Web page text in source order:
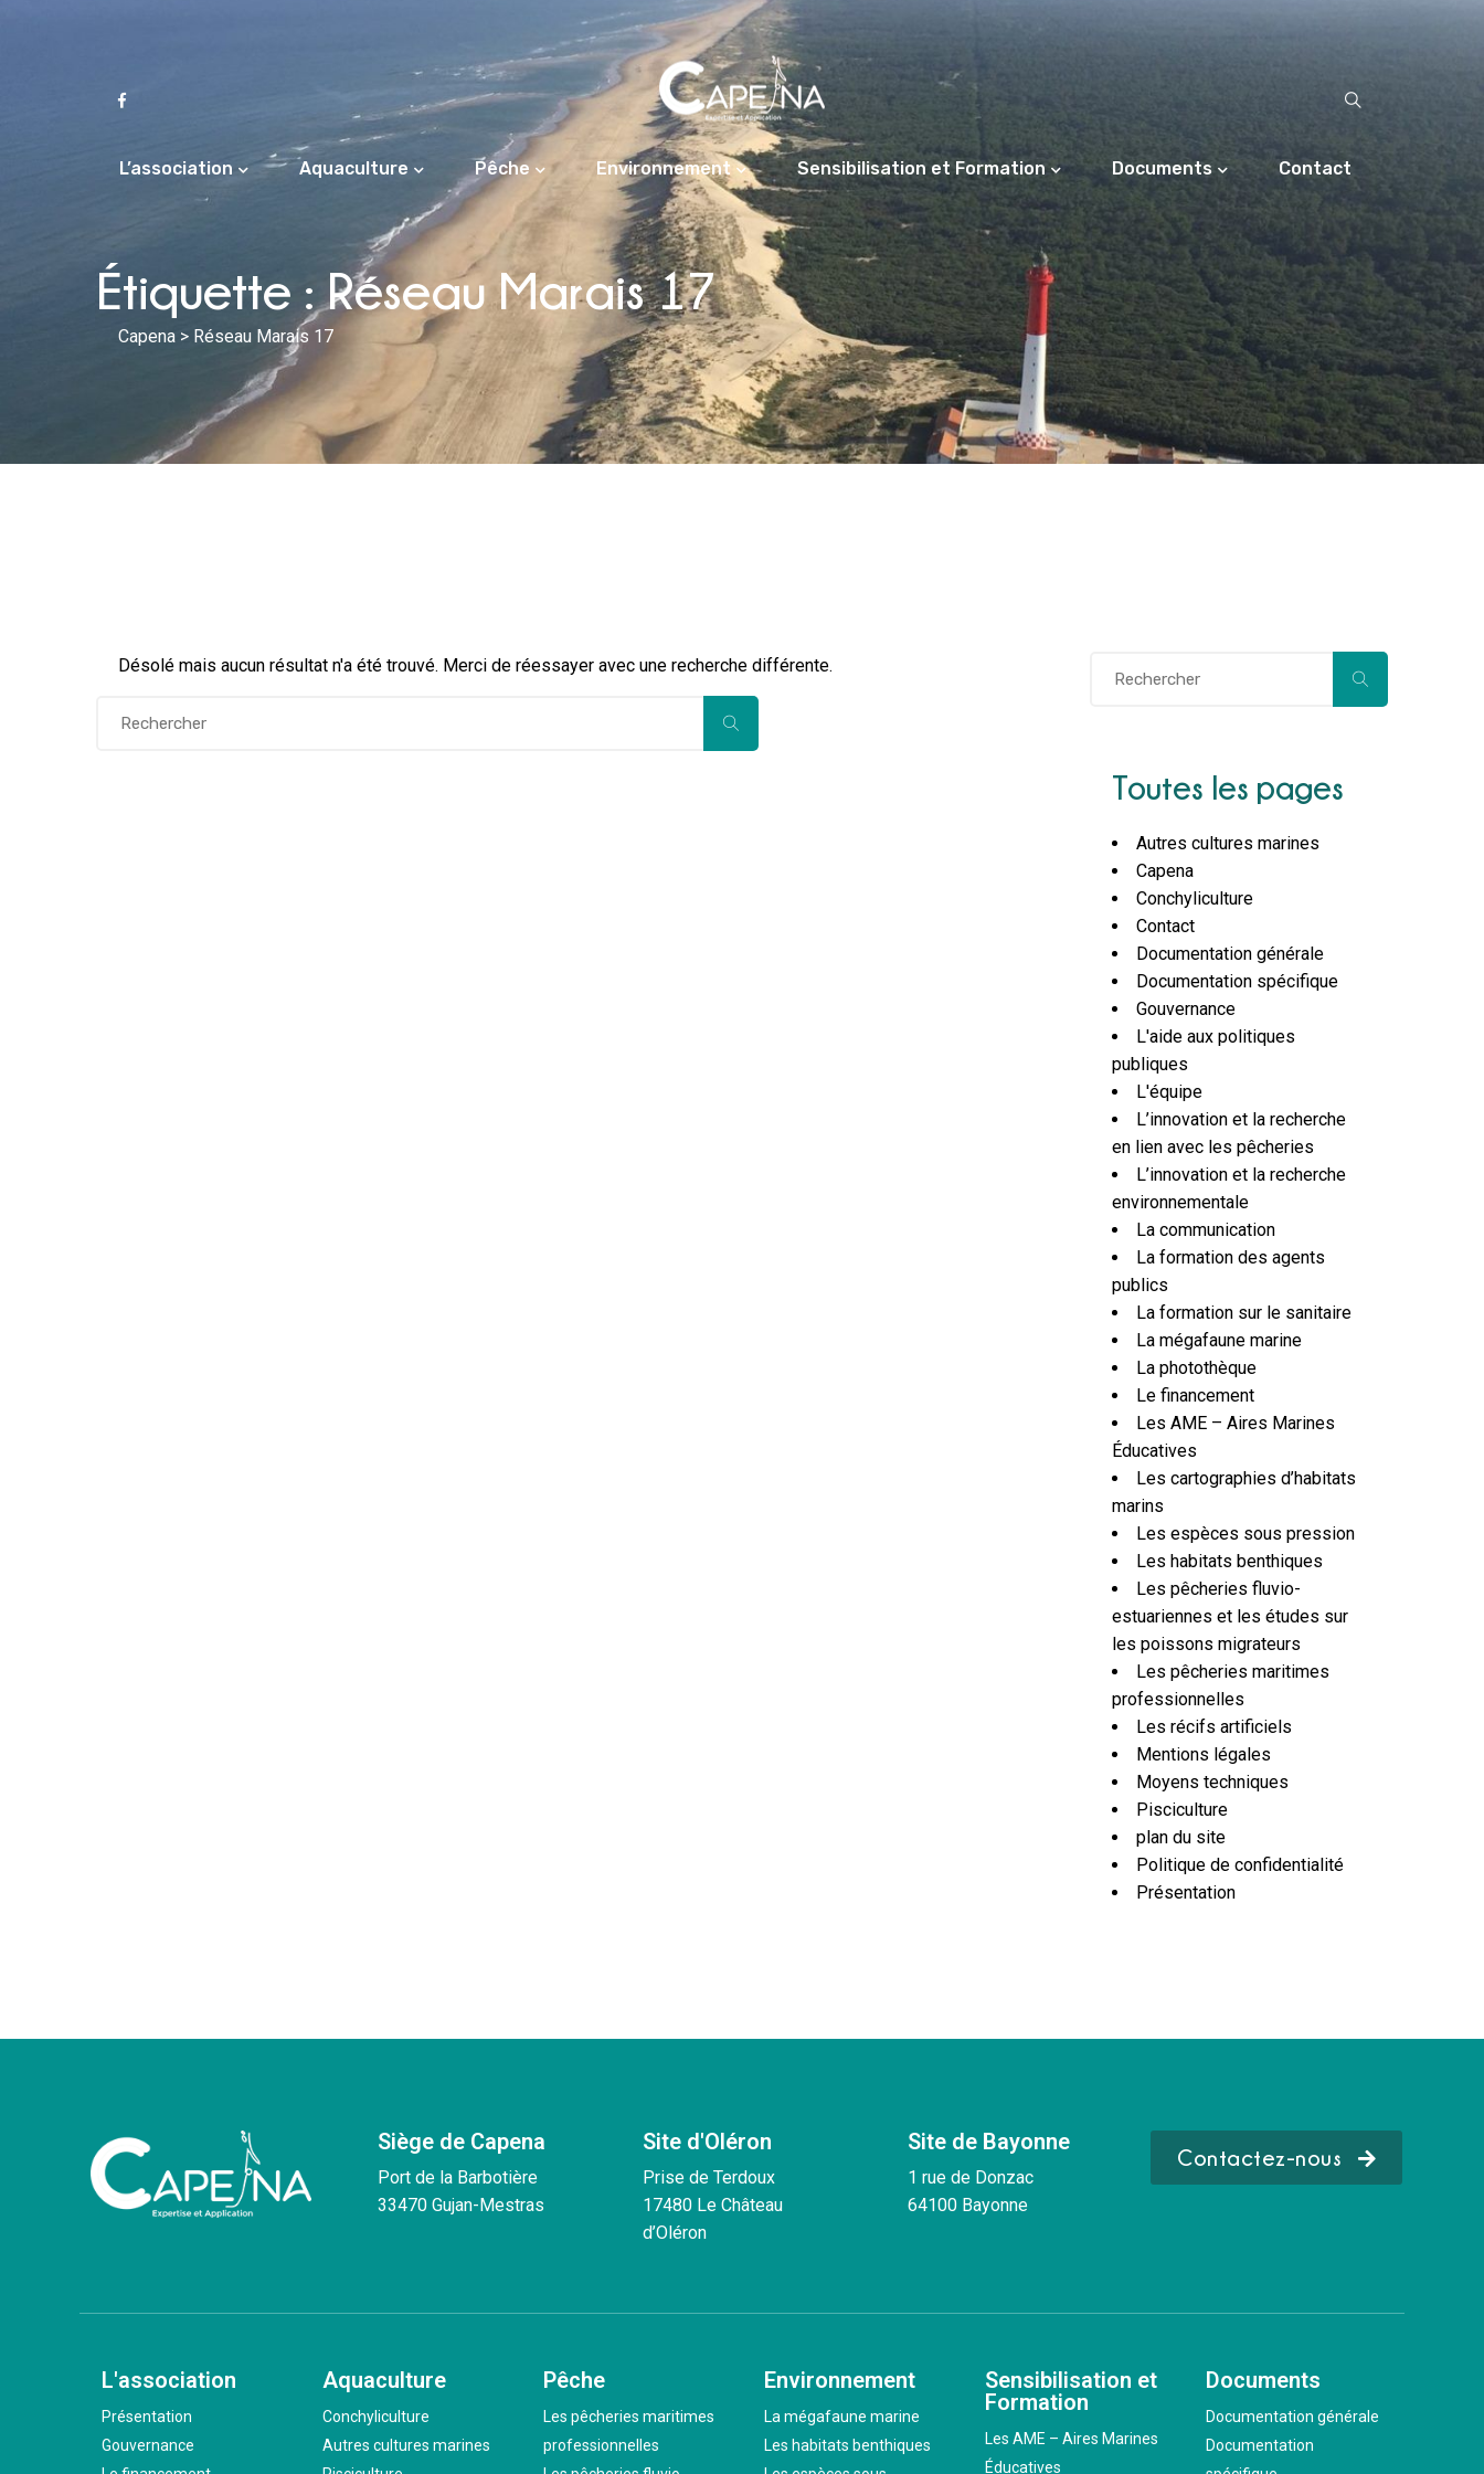
L’association Aquaculture Pêche Environnement Sensibilisation et Formation Documents Contact
Étiquette :Réseau Marais 17
Capena > Réseau Marais 17
Désolé mais aucun résultat n'a été trouvé. Merci de réessayer avec une recherche différente.
Toutes les pages
Autres cultures marines
Capena
Conchyliculture
Contact
Documentation générale
Documentation spécifique
Gouvernance
L'aide aux politiques
publiques
L'équipe
L’innovation et la recherche
en lien avec les pêcheries
L’innovation et la recherche
environnementale
La communication
La formation des agents
publics
La formation sur le sanitaire
La mégafaune marine
La photothèque
Le financement
Les AME – Aires Marines
Éducatives
Les cartographies d’habitats
marins
Les espèces sous pression
Les habitats benthiques
Les pêcheries fluvio-
estuariennes et les études sur
les poissons migrateurs
Les pêcheries maritimes
professionnelles
Les récifs artificiels
Mentions légales
Moyens techniques
Pisciculture
plan du site
Politique de confidentialité
Présentation
Siège de Capena
Port de la Barbotière
33470 Gujan-Mestras
Site d'Oléron
Prise de Terdoux
17480 Le Château
d’Oléron
Site de Bayonne
1 rue de Donzac
64100 Bayonne
Contactez-nous
L'association
Présentation
Gouvernance
Aquaculture
Conchyliculture
Autres cultures marines
Pêche
Les pêcheries maritimes
professionnelles
Environnement
La mégafaune marine
Les habitats benthiques
Sensibilisation et
Formation
Les AME – Aires Marines
Éducatives
Documents
Documentation générale
Documentation